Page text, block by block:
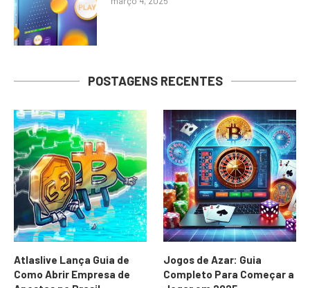
POSTAGENS RECENTES
Atlaslive Lança Guia de
Como Abrir Empresa de
Jogos de Azar: Guia
Completo Para Começar a